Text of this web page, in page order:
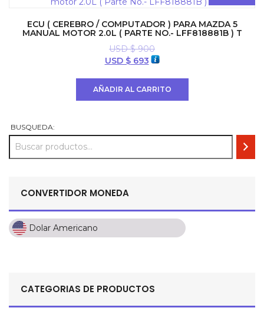
ECU ( CEREBRO / COMPUTADOR ) PARA MAZDA 5
MANUAL MOTOR 2.0L ( PARTE NO.- LFF818881B ) T
USD $900
El
USD $693El
AÑADIR AL CARRITO
BUSQUEDA:
CONVERTIDOR MONEDA
Dolar Americano
Dolar Americano
Pesos Mexicanos
CATEGORIAS DE PRODUCTOS